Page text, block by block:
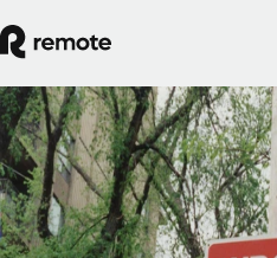
Contractor Management
Gids over de
werknemers en zzp'ers